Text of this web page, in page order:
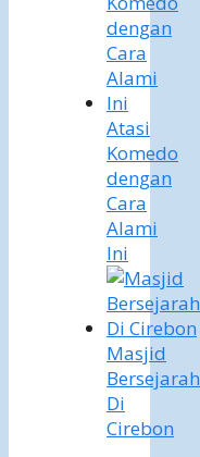
Atasi
Komedo
dengan
Cara
Alami
Ini
Masjid
Bersejarah
Di
Cirebon